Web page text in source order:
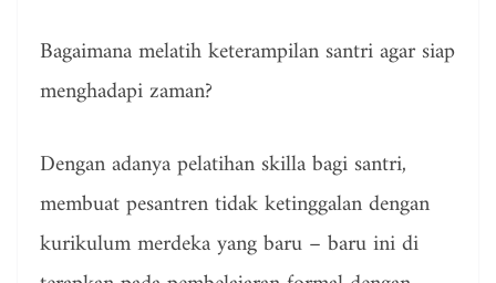
Bagaimana melatih keterampilan santri agar siap
menghadapi zaman?
Dengan adanya pelatihan skilla bagi santri,
membuat pesantren tidak ketinggalan dengan
kurikulum merdeka yang baru – baru ini di